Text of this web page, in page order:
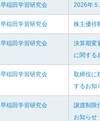
早稲田学習研究会 2026年
早稲田学習研究会 株主優待
早稲田学習研究会
決算期変
に関する
早稲田学習研究会
取締役に
するお知
早稲田学習研究会
譲渡制限
お知らせ